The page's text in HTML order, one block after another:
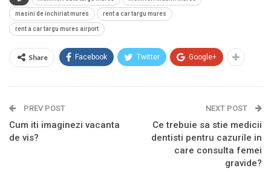
masini de inchiriat mures rent a car targu mures
rent a car targu mures airport
Share Facebook Twitter Google+
PREV POST
Cum iti imaginezi vacanta
de vis?
NEXT POST
Ce trebuie sa stie medicii
dentisti pentru cazurile in
care consulta femei
gravide?